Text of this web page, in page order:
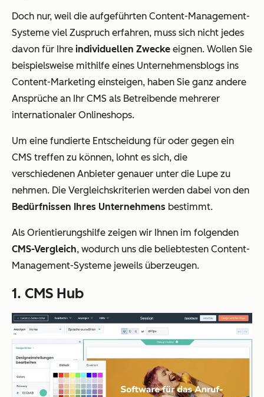
Doch nur, weil die aufgeführten Content-Management-
Systeme viel Zuspruch erfahren, muss sich nicht jedes
davon für Ihre individuellen Zwecke eignen. Wollen Sie
beispielsweise mithilfe eines Unternehmensblogs ins
Content-Marketing einsteigen, haben Sie ganz andere
Ansprüche an Ihr CMS als Betreibende mehrerer
internationaler Onlineshops.
Um eine fundierte Entscheidung für oder gegen ein
CMS treffen zu können, lohnt es sich, die
verschiedenen Anbieter genauer unter die Lupe zu
nehmen. Die Vergleichskriterien werden dabei von den
Bedürfnissen Ihres Unternehmens bestimmt.
Als Orientierungshilfe zeigen wir Ihnen im folgenden
CMS-Vergleich, wodurch uns die beliebtesten Content-
Management-Systeme jeweils überzeugen.
1. CMS Hub